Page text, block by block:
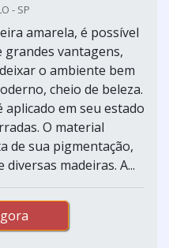
- SP
amarela, é possível
vantagens,
o ambiente bem
cheio de beleza.
em seu estado
O material
de sua pigmentação,
madeiras. A...